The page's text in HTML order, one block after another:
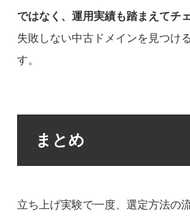
ではなく、運用実績も踏まえてチ
失敗しない中古ドメインを見つけ
す。
まとめ
立ち上げ実験で一度、選定方法の